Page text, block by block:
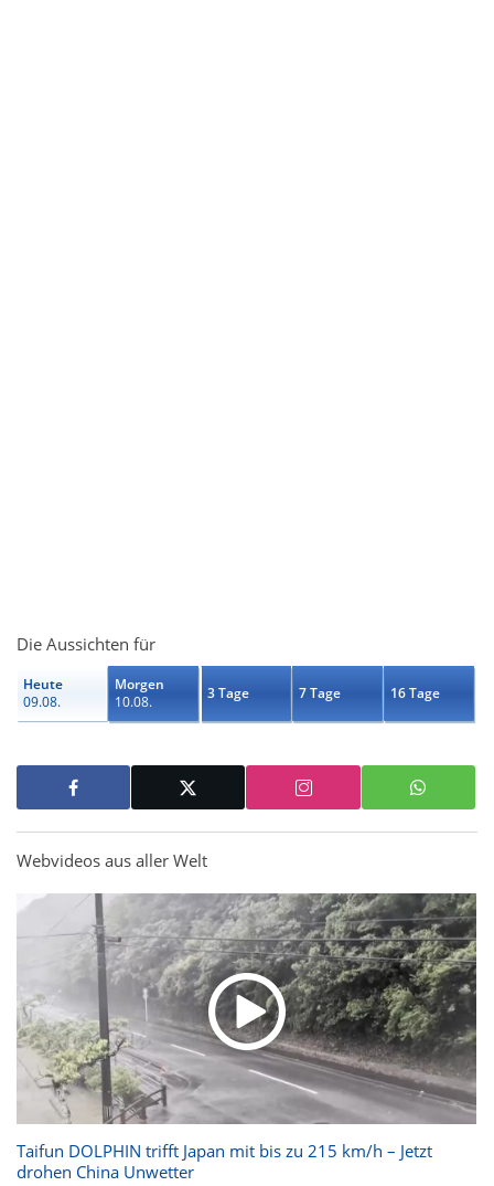
Die Aussichten für
Heute
09.08.
Morgen
10.08.
3 Tage 7 Tage 16 Tage
Webvideos aus aller Welt
Taifun DOLPHIN trifft Japan mit bis zu 215 km/h – Jetzt
drohen China Unwetter